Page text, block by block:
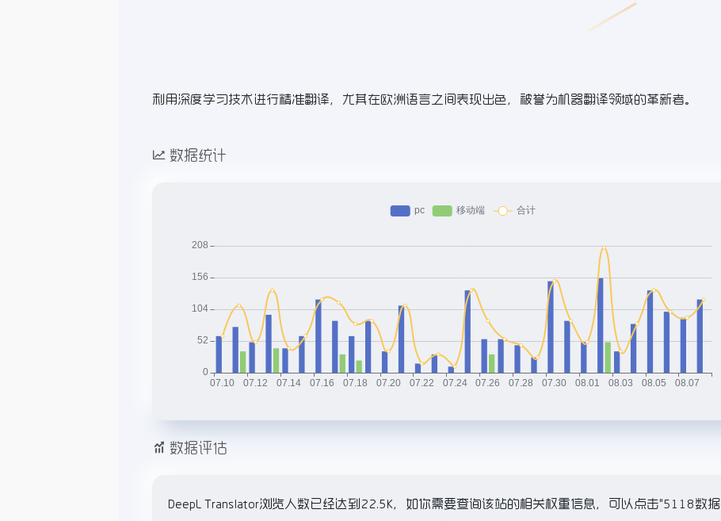
利用深度学习技术进行精准翻译，尤其在欧洲语言之间表现出色，被誉为机器翻译领域的革新者。
数据统计
数据评估
DeepL Translator浏览人数已经达到22.5K，如你需要查询该站的相关权重信息，可以点击"5118数据